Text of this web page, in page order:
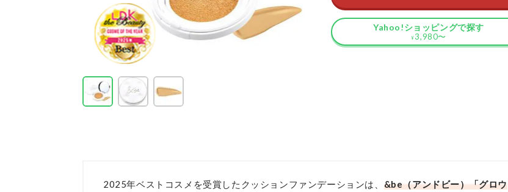
Yahoo!ショッピングで探す
¥3,980〜
2025年ベストコスメを受賞したクッションファンデーションは、 &be（アンドビー）「グロウ